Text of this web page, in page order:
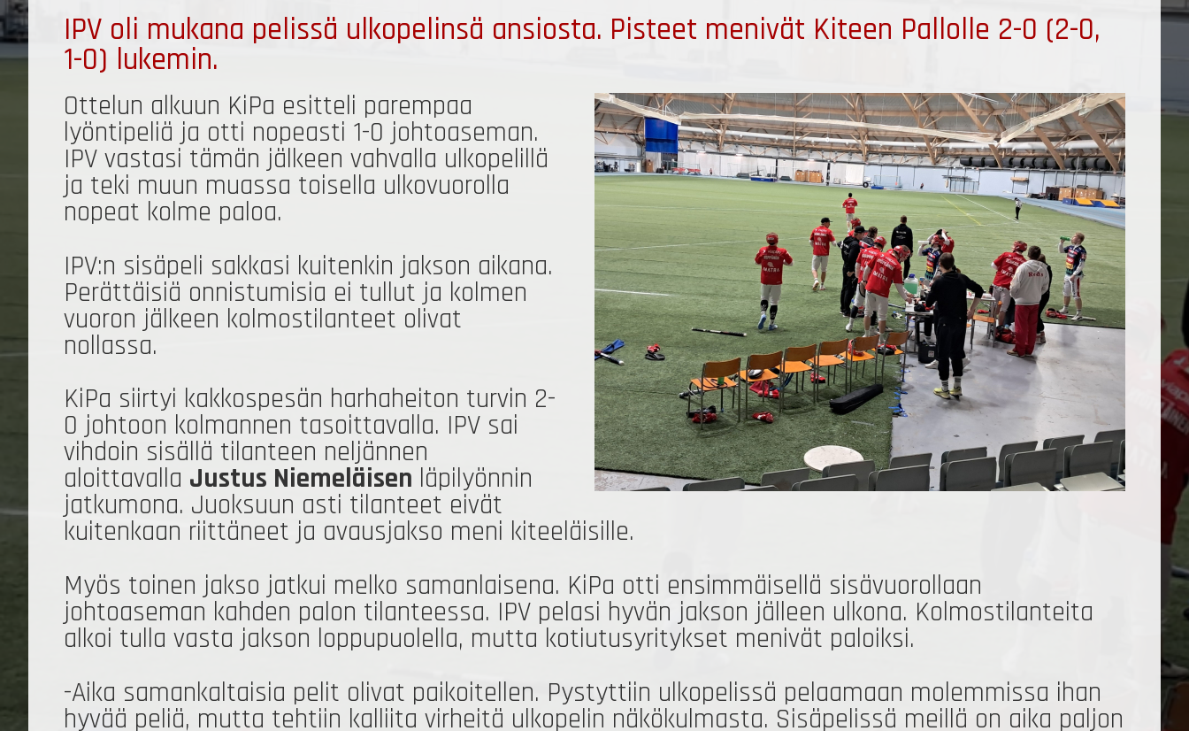
IPV oli mukana pelissä ulkopelinsä ansiosta. Pisteet menivät Kiteen Pallolle 2-0 (2-0,
1-0) lukemin.
Ottelun alkuun KiPa esitteli parempaa
lyöntipeliä ja otti nopeasti 1-0 johtoaseman.
IPV vastasi tämän jälkeen vahvalla ulkopelillä
ja teki muun muassa toisella ulkovuorolla
nopeat kolme paloa.
IPV:n sisäpeli sakkasi kuitenkin jakson aikana.
Perättäisiä onnistumisia ei tullut ja kolmen
vuoron jälkeen kolmostilanteet olivat
nollassa.
KiPa siirtyi kakkospesän harhaheiton turvin 2-
0 johtoon kolmannen tasoittavalla. IPV sai
vihdoin sisällä tilanteen neljännen
aloittavalla Justus Niemeläisen läpilyönnin
jatkumona. Juoksuun asti tilanteet eivät
kuitenkaan riittäneet ja avausjakso meni kiteeläisille.
Myös toinen jakso jatkui melko samanlaisena. KiPa otti ensimmäisellä sisävuorollaan
johtoaseman kahden palon tilanteessa. IPV pelasi hyvän jakson jälleen ulkona. Kolmostilanteita
alkoi tulla vasta jakson loppupuolella, mutta kotiutusyritykset menivät paloiksi.
-Aika samankaltaisia pelit olivat paikoitellen. Pystyttiin ulkopelissä pelaamaan molemmissa ihan
hyvää peliä, mutta tehtiin kalliita virheitä ulkopelin näkökulmasta. Sisäpelissä meillä on aika paljon